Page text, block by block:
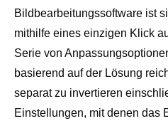
Bildbearbeitungssoftware ist
mithilfe eines einzigen Klick
Serie von
basierend auf der Lösung
separat zu invertieren
Einstellungen, mit denen das